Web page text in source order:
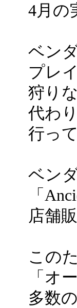
4月の
ベン
プレ
狩り
代わ
行っ
ベン
「
店舗
この
「オ
多数